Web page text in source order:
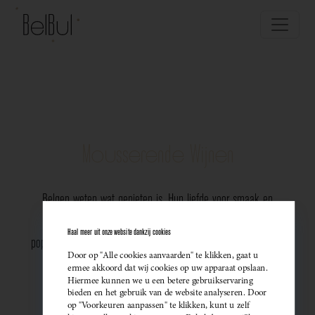
Belgen weten wat genieten is. Hun liefde voor smaak en
populariteit van Belgische mousserende wijnen. Meer dan ooit
kiezen ze bewust voor lokale bubbels — ideaal als
sprankelend aperitief of als verfijnde match bij een
gastronomisch diner. Santé!
Haal meer uit onze website dankzij cookies
Door op "Alle cookies aanvaarden" te klikken, gaat u
ermee akkoord dat wij cookies op uw apparaat opslaan.
Hiermee kunnen we u een betere gebruikservaring
bieden en het gebruik van de website analyseren. Door
op "Voorkeuren aanpassen" te klikken, kunt u zelf